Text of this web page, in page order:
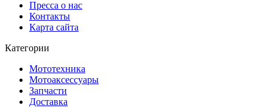
Пресса о нас
Контакты
Карта сайта
Категории
Мототехника
Мотоаксессуары
Запчасти
Доставка